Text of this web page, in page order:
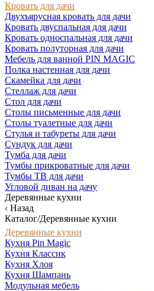
Кровать для дачи
Двухъярусная кровать для дачи
Кровать двуспальная для дачи
Кровать односпальная для дачи
Кровать полуторная для дачи
Мебель для ванной PIN MAGIC
Полка настенная для дачи
Скамейка для дачи
Стеллаж для дачи
Стол для дачи
Столы письменные для дачи
Столы туалетные для дачи
Стулья и табуреты для дачи
Сундук для дачи
Тумба для дачи
Тумбы прикроватные для дачи
Тумбы ТВ для дачи
Угловой диван на дачу
Деревянные кухни
Назад
Каталог/Деревянные кухни
Деревянные кухни
Кухня Pin Magic
Кухня Классик
Кухня Хлоя
Кухня Шампань
Модульная мебель